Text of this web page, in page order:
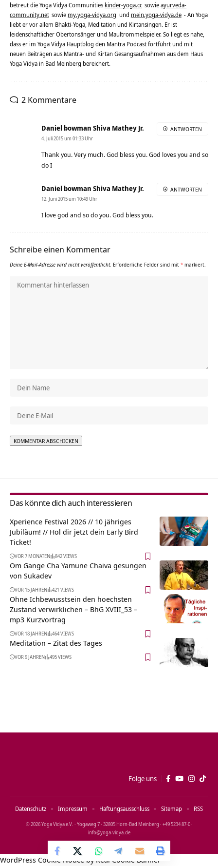
betreut die Yoga Vidya Communities kinder-yoga.cc sowieayurveda-
community.net sowie my.yoga-vidya.org und mein.yoga-vidya.de - An Yoga
liebt er vor allem Bhakti-Yoga, Meditation und Kirtansingen. Er ist
leidenschaftlicher Obertonsänger und Maultrommelspieler. So liegt es nahe,
dass er im Yoga Vidya Hauptblog den Mantra Podcast fortführt und mit
neuen Beiträgen aus Mantra- und Kirtan Gesangsaufnahmen aus dem Haus
Yoga Vidya in Bad Meinberg bereichert.
2 Kommentare
Daniel bowman Shiva Mathey Jr.
4. Juli 2015 um 01:33 Uhr
Thank you. Very much. God bless you. God loves you and so
do I
ANTWORTEN
Daniel bowman Shiva Mathey Jr.
12. Juni 2015 um 10:49 Uhr
I love god and so do you. God bless you.
ANTWORTEN
Schreibe einen Kommentar
Deine E-Mail-Adresse wird nicht veröffentlicht. Erforderliche Felder sind mit * markiert.
Das könnte dich auch interessieren
Xperience Festival 2026 // 10 jähriges
Jubiläum! // Hol dir jetzt dein Early Bird
Ticket!
VOR 7 MONATEN 842 VIEWS
Om Gange Cha Yamune Chaiva gesungen
von Sukadev
VOR 15 JAHREN 421 VIEWS
Ohne Ichbewusstsein den hoechsten
Zustand verwirklichen – BhG XVIII_53 –
mp3 Kurzvortrag
VOR 18 JAHREN 464 VIEWS
Meditation – Zitat des Tages
VOR 9 JAHREN 495 VIEWS
Folge uns
© 2026 Yoga Vidya e.V. · Yogaweg 7 · 32805 Horn‑Bad Meinberg · +49 5234 87‑0 ·
info@yoga‑vidya.de
Datenschutz Impressum Haftungsausschluss Sitemap RSS
WordPress Cookie Notice by Real Cookie Banner